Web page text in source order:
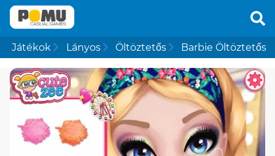
Játékok Lányos Öltöztetős Barbie Öltöztetős